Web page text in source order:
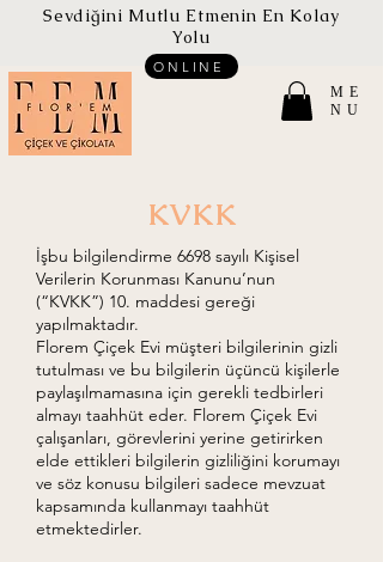
ME
NU
Sevdiğini Mutlu Etmenin En Kolay
Yolu
ONLINE
KVKK
İşbu bilgilendirme 6698 sayılı Kişisel
Verilerin Korunması Kanunu’nun
(“KVKK”) 10. maddesi gereği
yapılmaktadır.
Florem Çiçek Evi müşteri bilgilerinin gizli
tutulması ve bu bilgilerin üçüncü kişilerle
paylaşılmamasına için gerekli tedbirleri
almayı taahhüt eder. Florem Çiçek Evi
çalışanları, görevlerini yerine getirirken
elde ettikleri bilgilerin gizliliğini korumayı
ve söz konusu bilgileri sadece mevzuat
kapsamında kullanmayı taahhüt
etmektedirler.